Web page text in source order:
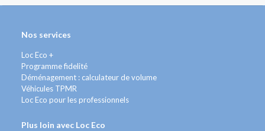
Nos services
Loc Eco +
Programme fidelité
Déménagement : calculateur de volume
Véhicules TPMR
Loc Eco pour les professionnels
Plus loin avec Loc Eco